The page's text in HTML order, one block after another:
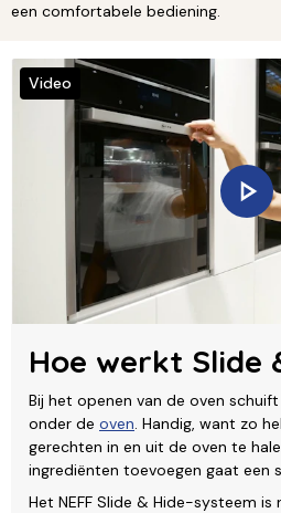
een comfortabele bediening.
Hoe werkt Slide
Bij het openen van de oven
onder de oven. Handig, want zo
gerechten in en uit de oven te
ingrediënten toevoegen gaat een
Het NEFF Slide & Hide-systeem is
Video